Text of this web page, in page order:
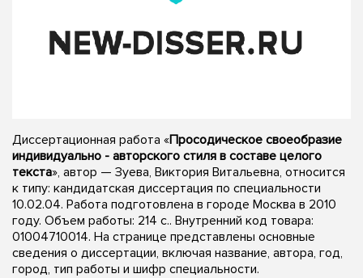
Диссертационная работа «Просодическое своеобразие
индивидуально - авторского стиля в составе целого
текста», автор — Зуева, Виктория Витальевна, относится
к типу: кандидатская диссертация по специальности
10.02.04. Работа подготовлена в городе Москва в 2010
году. Объем работы: 214 с.. Внутренний код товара:
01004710014. На странице представлены основные
сведения о диссертации, включая название, автора, год,
город, тип работы и шифр специальности.